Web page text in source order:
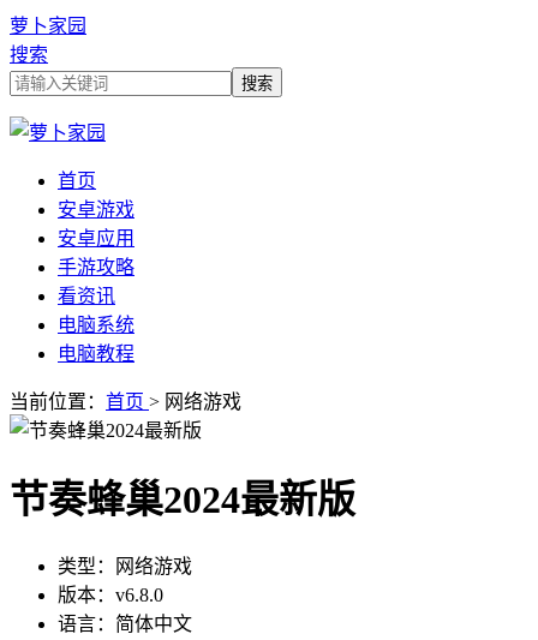
萝卜家园
搜索
首页
安卓游戏
安卓应用
手游攻略
看资讯
电脑系统
电脑教程
当前位置： 首页 > 网络游戏
节奏蜂巢2024最新版
类型：
网络游戏
版本： v6.8.0
语言： 简体中文